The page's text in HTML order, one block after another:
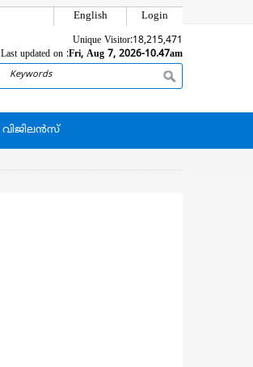
Login
English
Unique Visitor:18,215,471
Last updated on :Fri, Aug 7, 2026-10.47am
Search
വിജിലന്‍സ്